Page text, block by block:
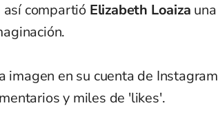
así compartió Elizabeth Loaiza una
imagen en su cuenta de Instagram
y miles de 'likes'.